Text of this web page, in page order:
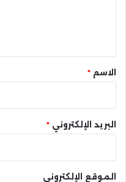
* الاسم *
البريد الإلكتروني *
الموقع الإلكتروني